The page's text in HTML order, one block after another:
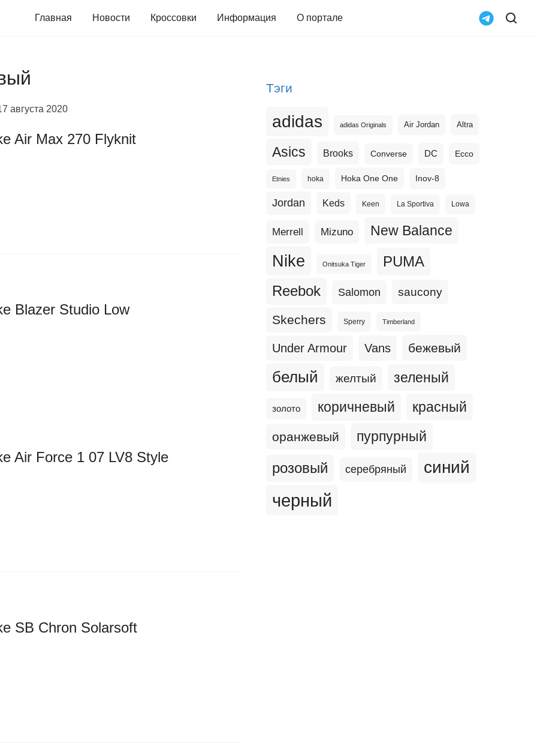
Главная Новости Кроссовки Информация О портале
августа 2020
Air Max 270 Flyknit
Blazer Studio Low
Air Force 1 07 LV8 Style
SB Chron Solarsoft
Тэги
adidas adidas Originals Air Jordan Altra
Asics Brooks Converse DC Ecco
Etnies hoka Hoka One One Inov-8
Jordan Keds Keen La Sportiva Lowa
Merrell Mizuno New Balance
Nike Onitsuka Tiger PUMA
Reebok Salomon saucony
Skechers Sperry Timberland
Under Armour Vans бежевый
белый желтый зеленый
золото коричневый красный
оранжевый пурпурный
розовый серебряный синий
черный